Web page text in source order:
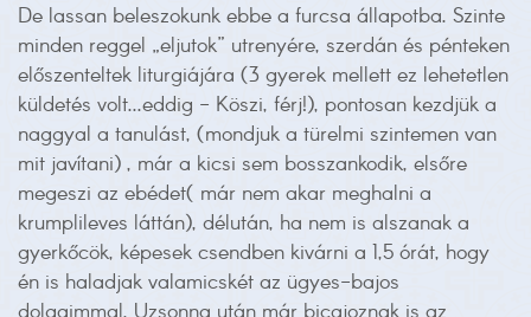
De lassan beleszokunk ebbe a furcsa állapotba. Szinte
minden reggel „eljutok” utrenyére, szerdán és pénteken
előszenteltek liturgiájára (3 gyerek mellett ez lehetetlen
küldetés volt...eddig - Köszi, férj!), pontosan kezdjük a
naggyal a tanulást, (mondjuk a türelmi szintemen van
mit javítani) , már a kicsi sem bosszankodik, elsőre
megeszi az ebédet( már nem akar meghalni a
krumplileves láttán), délután, ha nem is alszanak a
gyerkőcök, képesek csendben kivárni a 1,5 órát, hogy
én is haladjak valamicskét az ügyes-bajos